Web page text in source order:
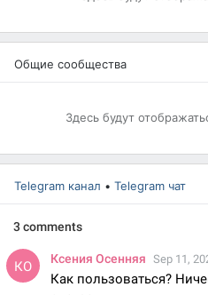
Общие сообщества
Здесь будут
Telegram канал • Telegram чат